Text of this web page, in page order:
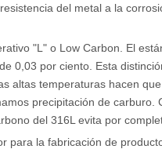
del metal a la
"L" o Low Carbon. El
0,03 por ciento. Esta
altas temperaturas hacen
precipitación de
del 316L evita por
para la fabricación de